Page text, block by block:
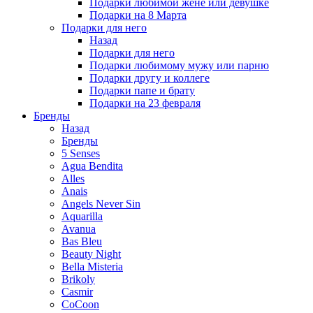
Подарки любимой жене или девушке
Подарки на 8 Марта
Подарки для него
Назад
Подарки для него
Подарки любимому мужу или парню
Подарки другу и коллеге
Подарки папе и брату
Подарки на 23 февраля
Бренды
Назад
Бренды
5 Senses
Agua Bendita
Alles
Anais
Angels Never Sin
Aquarilla
Avanua
Bas Bleu
Beauty Night
Bella Misteria
Brikoly
Casmir
CoCoon